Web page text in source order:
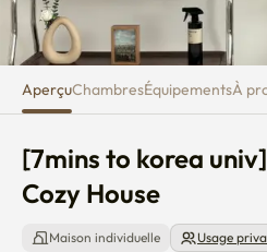
AperçuChambresÉquipementsÀ
[7mins to korea
Cozy House
Maison individuelle Usage